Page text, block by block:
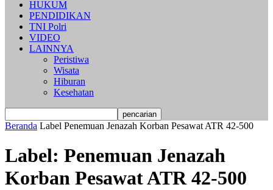
HUKUM
PENDIDIKAN
TNI Polri
VIDEO
LAINNYA
Peristiwa
Wisata
Hiburan
Kesehatan
Beranda Label Penemuan Jenazah Korban Pesawat ATR 42-500
Label: Penemuan Jenazah
Korban Pesawat ATR 42-500